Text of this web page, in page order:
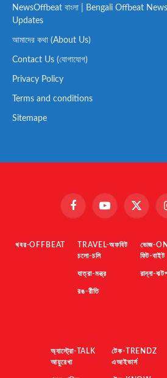
NewsOffbeat বাংলা | Bengali Offbeat
Updates
আমাদের কথা (About Us)
Contact Us (যোগাযোগ)
Privacy Policy
Terms and conditions
Sitemape
FacebookYouTube X
খবর-OFFBEAT
TRAVEL-অফবিট
চলো-চলি
যাত্রা-মন্ত্র
রঙ-রীতি
ভোজ-ON
ফিট-বাইট
রান্না-
অ্যাস্ট্রো-TALK
আয়ুরেখা
টেক-TRENDZ
এআইভার্স